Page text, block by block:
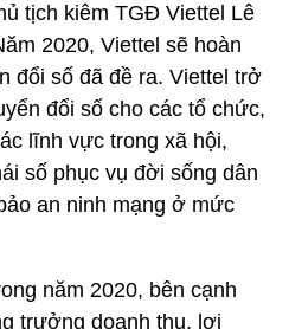
tịch kiêm TGĐ Viettel Lê
2020, Viettel sẽ hoàn
đổi số đã đề ra. Viettel trở
đổi số cho các tổ chức,
lĩnh vực trong xã hội,
số phục vụ đời sống dân
an ninh mạng ở mức
năm 2020, bên cạnh
trưởng doanh thu, lợi